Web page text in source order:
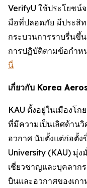
VerifyU ใช้ประโยชน์
มือที่ปลอดภัย มีประสิท
กระบวนการราบรื่นขึ้
การปฏิบัติตามข้อกำห
นี่
เกี่ยวกับ Korea
KAU ตั้งอยู่ในเมืองโก
ที่มีความเป็นเลิศด้าน
อวกาศ นับตั้งแต่ก่อตั้ง
University (KAU) มุ่ง
เชี่ยวชาญและบุคลาก
บินและอวกาศของเก